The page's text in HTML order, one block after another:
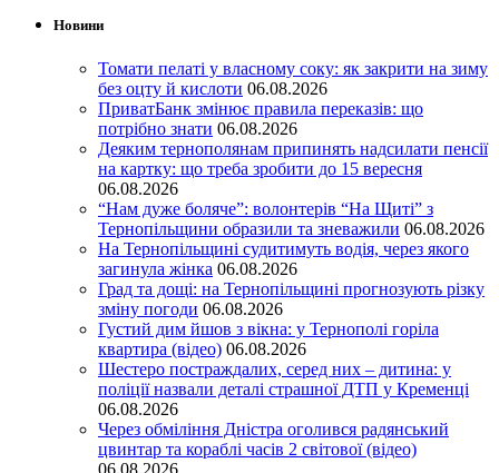
Новини
Томати пелаті у власному соку: як закрити на зиму
без оцту й кислоти 06.08.2026
ПриватБанк змінює правила переказів: що
потрібно знати 06.08.2026
Деяким тернополянам припинять надсилати пенсії
на картку: що треба зробити до 15 вересня
06.08.2026
“Нам дуже боляче”: волонтерів “На Щиті” з
Тернопільщини образили та зневажили 06.08.2026
На Тернопільщині судитимуть водія, через якого
загинула жінка 06.08.2026
Град та дощі: на Тернопільщині прогнозують різку
зміну погоди 06.08.2026
Густий дим йшов з вікна: у Тернополі горіла
квартира (відео) 06.08.2026
Шестеро постраждалих, серед них – дитина: у
поліції назвали деталі страшної ДТП у Кременці
06.08.2026
Через обміління Дністра оголився радянський
цвинтар та кораблі часів 2 світової (відео)